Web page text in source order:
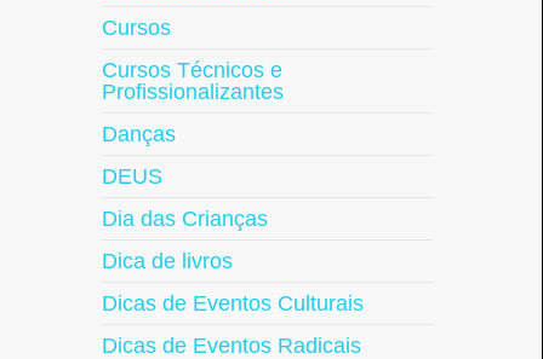
Cursos
Cursos Técnicos e
Profissionalizantes
Danças
DEUS
Dia das Crianças
Dica de livros
Dicas de Eventos Culturais
Dicas de Eventos Radicais